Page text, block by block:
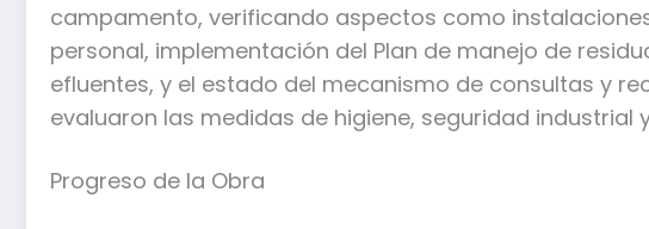
campamento, verificando aspectos como
personal, implementación del Plan de manejo de
efluentes, y el estado del mecanismo de consultas y
evaluaron las medidas de higiene, seguridad
Progreso de la Obra